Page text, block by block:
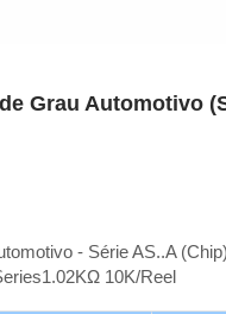
Grau Automotivo
- Série AS..A (Chip)
10K/Reel